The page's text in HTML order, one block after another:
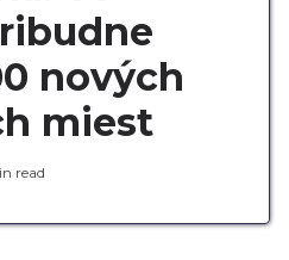
nových
miest
read